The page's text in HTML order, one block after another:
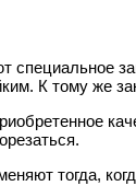
специальное
К тому же
тогда,